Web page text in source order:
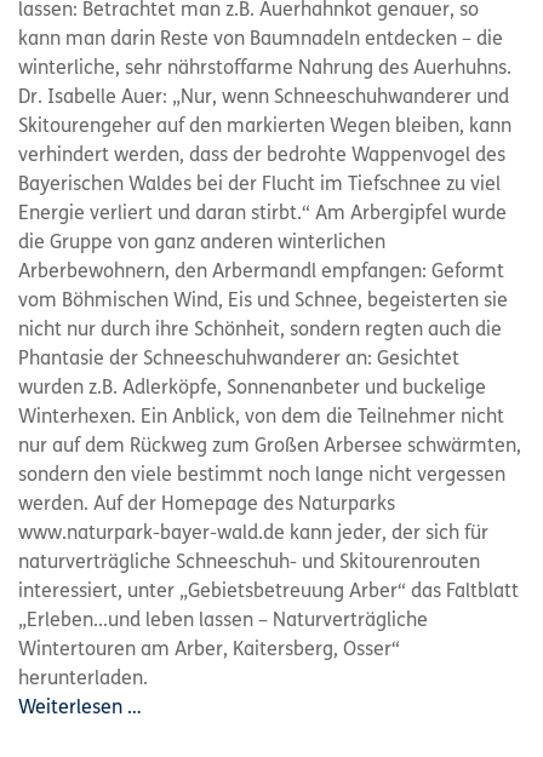
lassen: Betrachtet man z.B. Auerhahnkot genauer, so
kann man darin Reste von Baumnadeln entdecken – die
winterliche, sehr nährstoffarme Nahrung des Auerhuhns.
Dr. Isabelle Auer: „Nur, wenn Schneeschuhwanderer und
Skitourengeher auf den markierten Wegen bleiben, kann
verhindert werden, dass der bedrohte Wappenvogel des
Bayerischen Waldes bei der Flucht im Tiefschnee zu viel
Energie verliert und daran stirbt.“ Am Arbergipfel wurde
die Gruppe von ganz anderen winterlichen
Arberbewohnern, den Arbermandl empfangen: Geformt
vom Böhmischen Wind, Eis und Schnee, begeisterten sie
nicht nur durch ihre Schönheit, sondern regten auch die
Phantasie der Schneeschuhwanderer an: Gesichtet
wurden z.B. Adlerköpfe, Sonnenanbeter und buckelige
Winterhexen. Ein Anblick, von dem die Teilnehmer nicht
nur auf dem Rückweg zum Großen Arbersee schwärmten,
sondern den viele bestimmt noch lange nicht vergessen
werden. Auf der Homepage des Naturparks
www.naturpark-bayer-wald.de kann jeder, der sich für
naturverträgliche Schneeschuh- und Skitourenrouten
interessiert, unter „Gebietsbetreuung Arber“ das Faltblatt
„Erleben...und leben lassen – Naturverträgliche
Wintertouren am Arber, Kaitersberg, Osser“
herunterladen.
Weiterlesen …